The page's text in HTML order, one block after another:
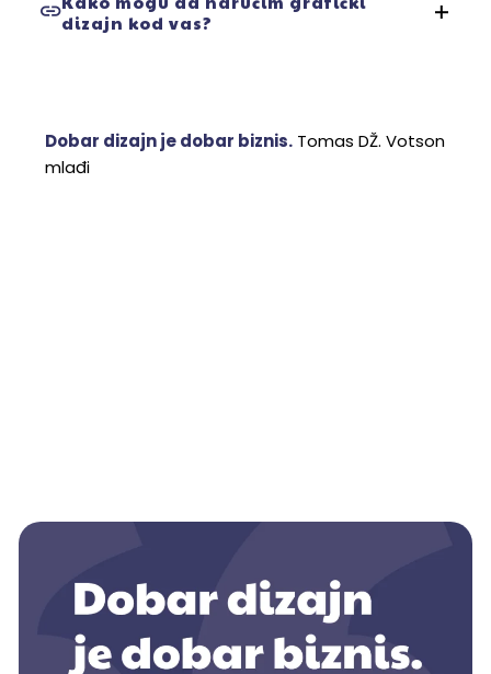
angažovanje i konverzije, naročito na društvenim
dizajn kod vas?
Dobar dizajn je dobar biznis. Tomas DŽ. Votson
mlađi